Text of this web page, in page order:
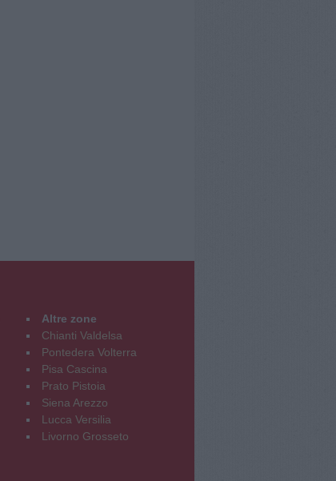
Altre zone
Chianti Valdelsa
Pontedera Volterra
Pisa Cascina
Prato Pistoia
Siena Arezzo
Lucca Versilia
Livorno Grosseto